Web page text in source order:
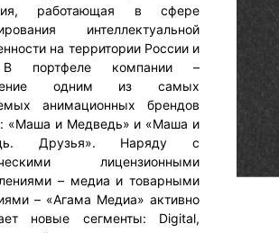
работающая в сфере
интеллектуальной
на территории России и
портфеле компании –
одним из самых
анимационных брендов
«Маша и Медведь» и «Маша и
Друзья». Наряду с
лицензионными
– медиа и товарными
– «Агама Медиа» активно
новые сегменты: Digital,